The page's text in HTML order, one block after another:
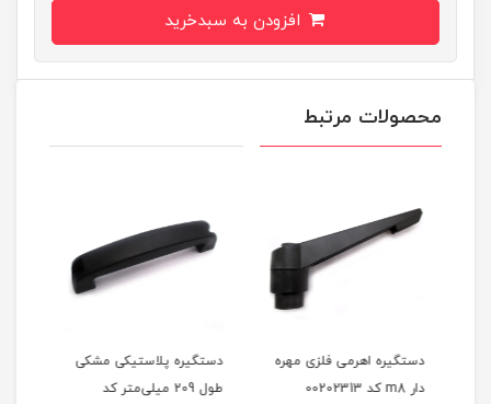
محصولات مرتبط
دستگیره اهرمی فلزی مهره
دار m8 کد 00202313
دستگیره پلاستیکی مشکی
طول 209 میلی‌متر کد